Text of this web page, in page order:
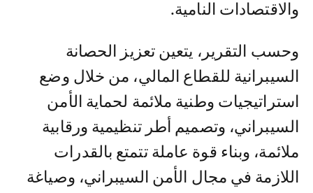
والاقتصادات النامية.
وحسب التقرير، يتعين تعزيز الحصانة
السيبرانية للقطاع المالي، من خلال وضع
استراتيجيات وطنية ملائمة لحماية الأمن
السيبراني، وتصميم أطر تنظيمية ورقابية
ملائمة، وبناء قوة عاملة تتمتع بالقدرات
اللازمة في مجال الأمن السيبراني، وصياغة